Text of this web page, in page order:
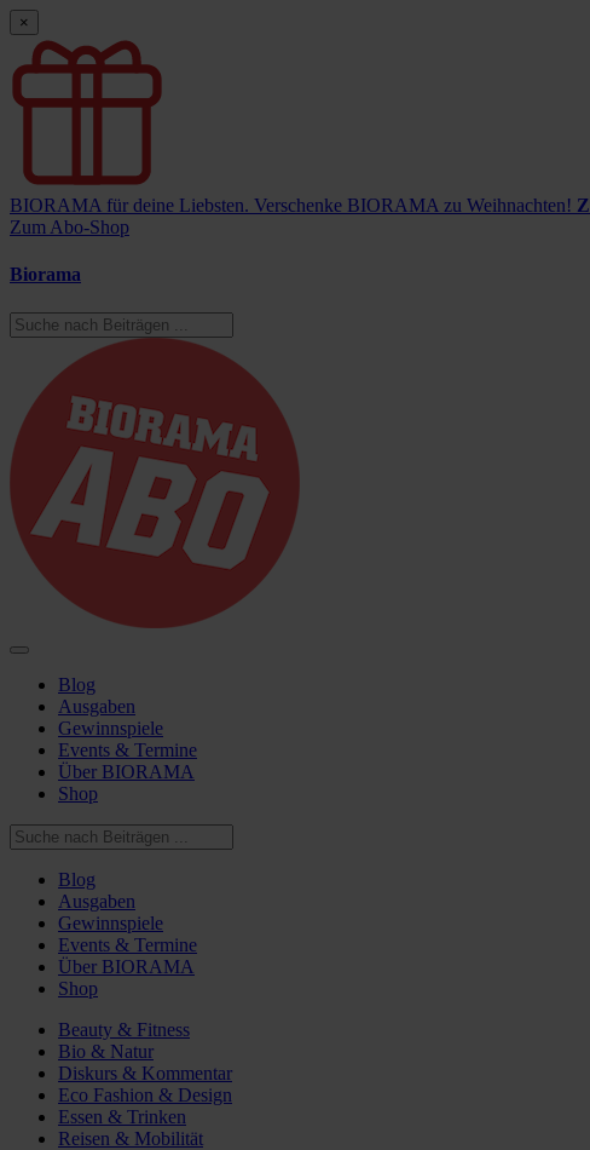
×
BIORAMA für deine Liebsten. Verschenke BIORAMA zu Weihnachten!
Zum Abo-Shop
Biorama
Blog
Ausgaben
Gewinnspiele
Events & Termine
Über BIORAMA
Shop
Blog
Ausgaben
Gewinnspiele
Events & Termine
Über BIORAMA
Shop
Beauty & Fitness
Bio & Natur
Diskurs & Kommentar
Eco Fashion & Design
Essen & Trinken
Reisen & Mobilität